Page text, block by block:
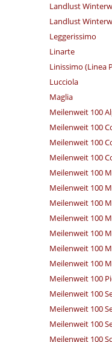
Landlust
Landlust
Leggerissimo
Linarte
Linissimo (Linea
Lucciola
Maglia
Meilenweit 100
Meilenweit 100
Meilenweit 100
Meilenweit 100
Meilenweit 100
Meilenweit 100
Meilenweit 100
Meilenweit 100
Meilenweit 100
Meilenweit 100
Meilenweit 100
Meilenweit 100
Meilenweit 100
Meilenweit 100
Meilenweit 100
Meilenweit 100